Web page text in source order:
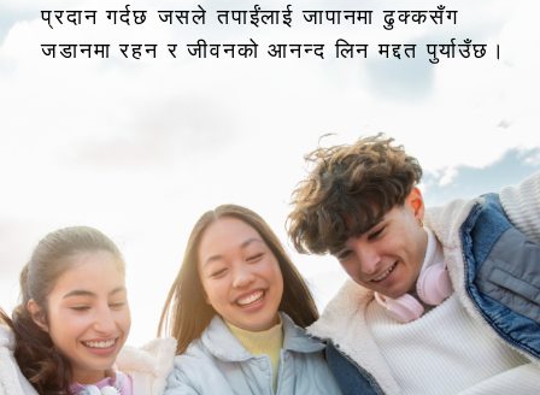
प्रदान गर्दछ जसले तपाईंलाई जापानमा ढुक्कसँग
जडानमा रहन र जीवनको आनन्द लिन मद्दत पुर्याउँछ।